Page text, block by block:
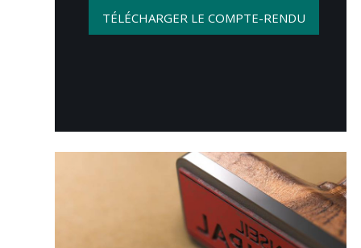
TÉLÉCHARGER LE COMPTE-RENDU